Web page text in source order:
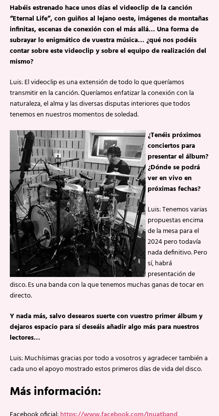
Habéis estrenado hace unos días el videoclip de la canción
“Eternal Life”, con guiños al lejano oeste, imágenes de montañas
infinitas, escenas de conexión con el más allá… Una forma de
subrayar lo enigmático de vuestra música… ¿qué nos podéis
contar sobre este videoclip y sobre el equipo de realización del
mismo?
Luis: El videoclip es una extensión de todo lo que queríamos
transmitir en la canción. Queríamos enfatizar la conexión con la
naturaleza, el alma y las diversas disputas interiores que todos
tenemos en nuestros momentos de soledad.
¿Tenéis próximos
conciertos para
presentar el álbum?
¿Dónde se podrá
ver en vivo en
próximas fechas?
Luis: Tenemos varias
propuestas encima
de la mesa para el
2024 pero todavía
nada definitivo. Pero
sí, habrá
presentación de
disco. Es una banda con la que tenemos muchas ganas de tocar en
directo.
Y nada más, salvo desearos suerte con vuestro primer álbum y
dejaros espacio para sí deseáis añadir algo más para nuestros
lectores…
Luis: Muchísimas gracias por todo a vosotros y agradecer también a
cada uno el apoyo mostrado estos primeros días de vida del disco.
Más información: